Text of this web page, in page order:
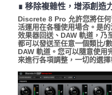
∎ 移除複雜性，增添創造
Discrete 8 Pro 允許您將任
活運用在各種使用場合。是
效果器回送、DAW 軌道，乃
都可以發送至任意一個類比/
DAW 軌道。您可以隨意使用
來進行各項調整，一切的選擇